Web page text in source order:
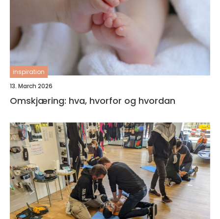
inspiration
13. March 2026
Omskjæring: hva, hvorfor og hvordan